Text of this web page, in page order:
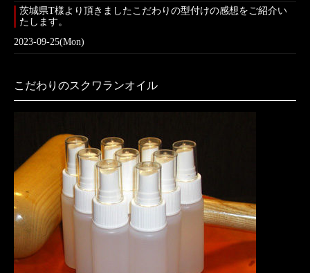
茨城県T様より頂きましたこだわりの型付けの感想をご紹介い
たします。
2023-09-25(Mon)
こだわりのスクワランオイル